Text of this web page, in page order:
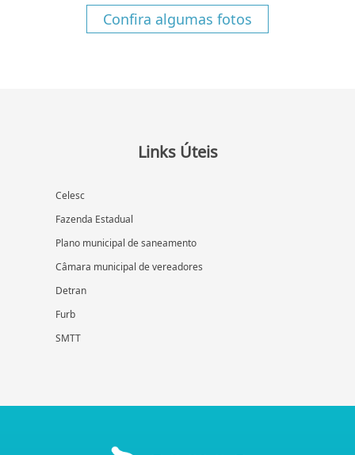
Confira algumas fotos
Links Úteis
Celesc
Fazenda Estadual
Plano municipal de saneamento
Câmara municipal de vereadores
Detran
Furb
SMTT